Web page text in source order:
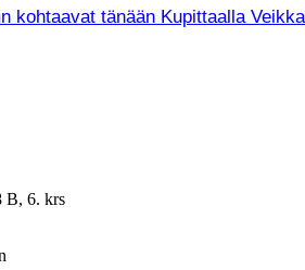
kohtaavat tänään Kupittaalla
B, 6. krs